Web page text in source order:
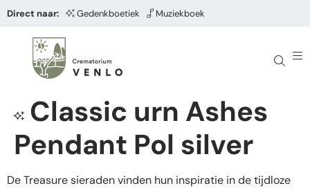
Direct naar: Gedenkboetiek Muziekboek
Classic urn Ashes
Pendant Pol silver
De Treasure sieraden vinden hun inspiratie in de tijdloze